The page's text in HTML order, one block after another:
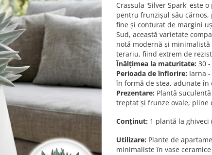
Crassula 'Silver Spark' este
pentru frunzișul său
fine și conturat de margini
Sud, această varietate
notă modernă și
terariu, fiind extrem de
Înălțimea la maturitate: 30
Perioada de înflorire: Iarna
în formă de stea, adunate
Prezentare: Plantă
treptat și frunze ovale, pline
Conținut: 1 plantă la ghiveci
Utilizare: Plante de
minimaliste în vase